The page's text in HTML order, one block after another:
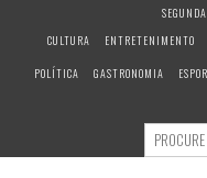
c
CULTURA
ENTRETENIMENTO
POLÍTICA
GASTRONOMIA